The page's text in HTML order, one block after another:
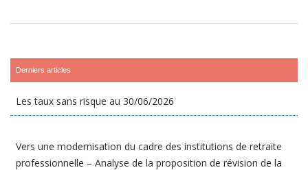
Derniers articles
Les taux sans risque au 30/06/2026
Vers une modernisation du cadre des institutions de retraite
professionnelle – Analyse de la proposition de révision de la